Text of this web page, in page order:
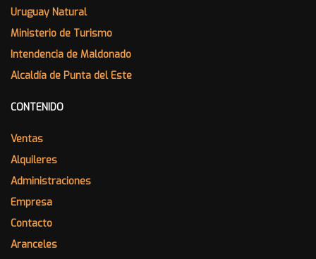
Uruguay Natural
Ministerio de Turismo
Intendencia de Maldonado
Alcaldía de Punta del Este
CONTENIDO
Ventas
Alquileres
Administraciones
Empresa
Contacto
Aranceles